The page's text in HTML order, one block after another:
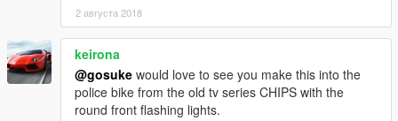
2 августа 2018
keirona
@gosuke would love to see you make this into the
police bike from the old tv series CHIPS with the
round front flashing lights.